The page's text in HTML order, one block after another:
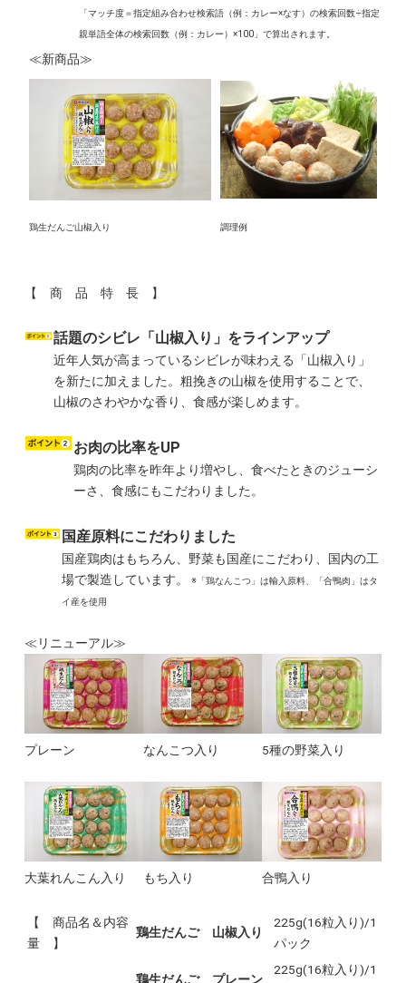
「マッチ度＝指定組み合わせ検索語（例：カレー×なす）の検索回数÷指定
親単語全体の検索回数（例：カレー）×100」で算出されます。
≪新商品≫
鶏生だんご山椒入り 調理例
【 商 品 特 長 】
話題のシビレ「山椒入り」をラインアップ
近年人気が高まっているシビレが味わえる「山椒入り」
を新たに加えました。粗挽きの山椒を使用することで、
山椒のさわやかな香り、食感が楽しめます。
お肉の比率をUP
鶏肉の比率を昨年より増やし、食べたときのジューシ
ーさ、食感にもこだわりました。
国産原料にこだわりました
国産鶏肉はもちろん、野菜も国産にこだわり、国内の工
場で製造しています。
※「鶏なんこつ」は輸入原料、「合鴨肉」はタ
イ産を使用
≪リニューアル≫
プレーン なんこつ入り 5種の野菜入り
大葉れんこん入り もち入り 合鴨入り
【 商品名＆内容
量 】
鶏生だんご 山椒入り
225g(16粒入り)/1
パック
鶏生だんご プレーン
225g(16粒入り)/1